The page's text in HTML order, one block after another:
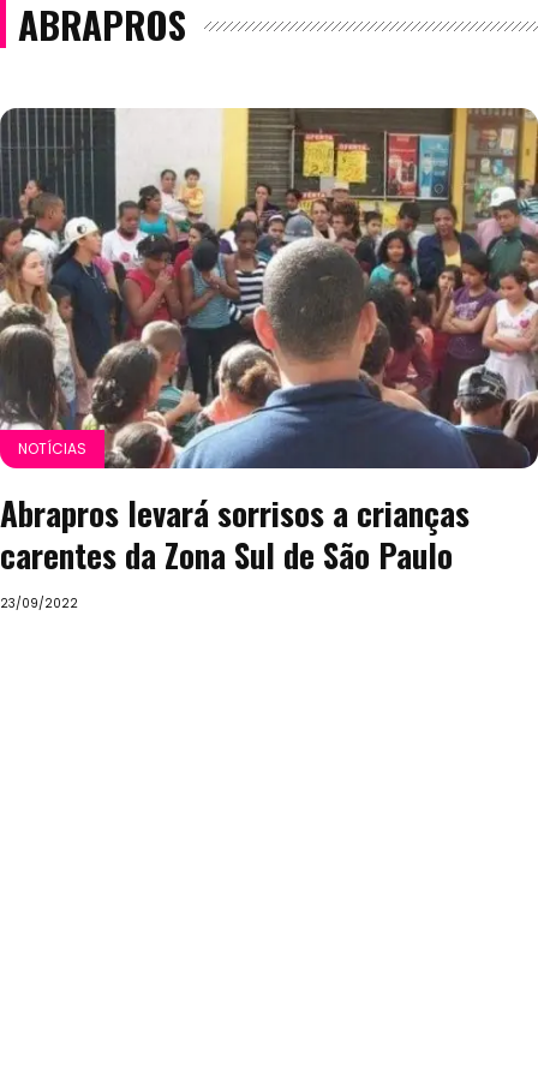
ABRAPROS
NOTÍCIAS
Abrapros levará sorrisos a crianças
carentes da Zona Sul de São Paulo
23/09/2022